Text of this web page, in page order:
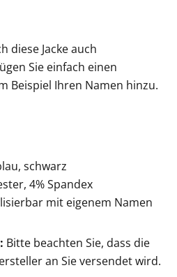
diese Jacke auch
Sie einfach einen
Beispiel Ihren Namen hinzu.
schwarz
4% Spandex
mit eigenem Namen
Bitte beachten Sie, dass die
an Sie versendet wird.